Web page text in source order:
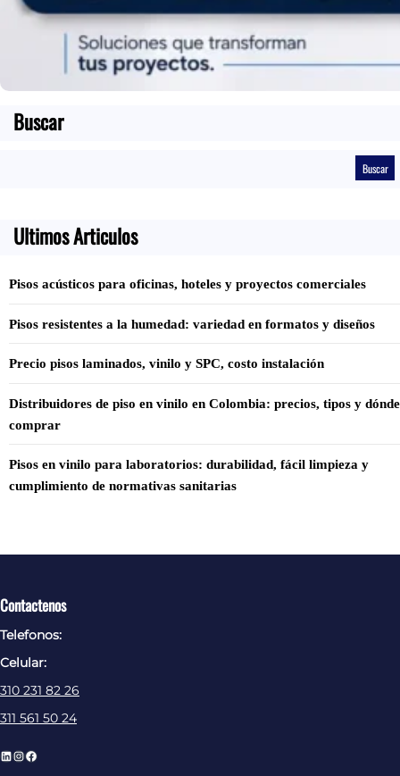
Buscar
Buscar
Ultimos Articulos
Pisos acústicos para oficinas, hoteles y proyectos comerciales
Pisos resistentes a la humedad: variedad en formatos y diseños
Precio pisos laminados, vinilo y SPC, costo instalación
Distribuidores de piso en vinilo en Colombia: precios, tipos y dónde
comprar
Pisos en vinilo para laboratorios: durabilidad, fácil limpieza y
cumplimiento de normativas sanitarias
Contactenos
Telefonos:
Celular:
310 231 82 26
311 561 50 24
L I
F